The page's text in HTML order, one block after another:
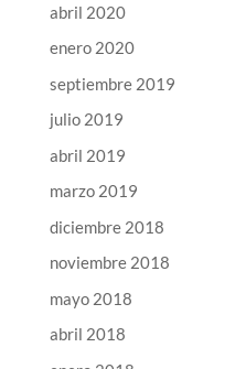
abril 2020
enero 2020
septiembre 2019
julio 2019
abril 2019
marzo 2019
diciembre 2018
noviembre 2018
mayo 2018
abril 2018